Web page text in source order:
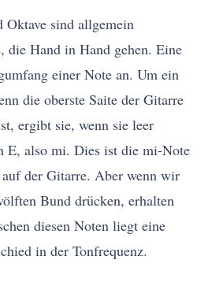
Oktave sind allgemein
die Hand in Hand gehen. Eine
einer Note an. Um ein
die oberste Saite der Gitarre
ergibt sie, wenn sie leer
E, also mi. Dies ist die mi-Note
der Gitarre. Aber wenn wir
Bund drücken, erhalten
diesen Noten liegt eine
in der Tonfrequenz.